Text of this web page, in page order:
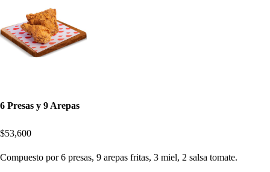
6 Presas y 9 Arepas
$53,600
Compuesto por 6 presas, 9 arepas fritas, 3 miel, 2 salsa tomate.